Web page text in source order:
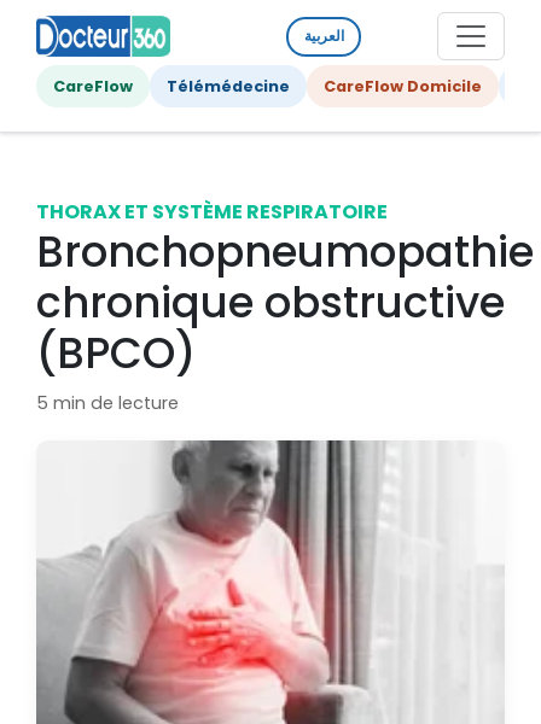
العربية
CareFlow Télémédecine CareFlow Domicile
THORAX ET SYSTÈME RESPIRATOIRE
Bronchopneumopathie
chronique obstructive
(BPCO)
5 min de lecture